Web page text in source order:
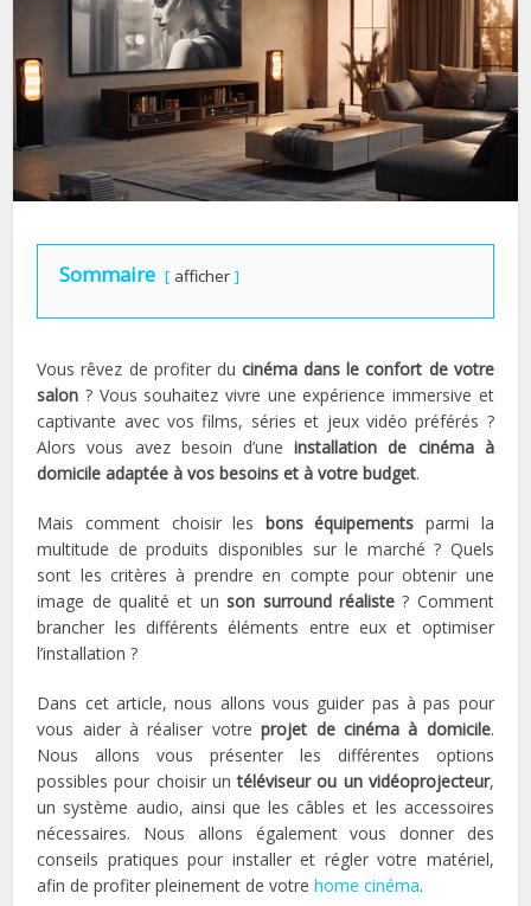
Sommaire afficher
Vous rêvez de profiter du cinéma dans le confort de votre
salon ? Vous souhaitez vivre une expérience immersive et
captivante avec vos films, séries et jeux vidéo préférés ?
Alors vous avez besoin d’uneinstallation de cinéma à
domicile adaptée à vos besoins et à votre budget.
Mais comment choisir les bons équipements parmi la
multitude de produits disponibles sur le marché ? Quels
sont les critères à prendre en compte pour obtenir une
image de qualité et unson surround réaliste ? Comment
brancher les différents éléments entre eux et optimiser
l’installation ?
Dans cet article, nous allons vous guider pas à pas pour
vous aider à réaliser votreprojet de cinéma à domicile.
Nous allons vous présenter les différentes options
possibles pour choisir untéléviseur ou un vidéoprojecteur,
un système audio, ainsi que les câbles et les accessoires
nécessaires. Nous allons également vous donner des
conseils pratiques pour installer et régler votre matériel,
afin de profiter pleinement de votrehome cinéma.